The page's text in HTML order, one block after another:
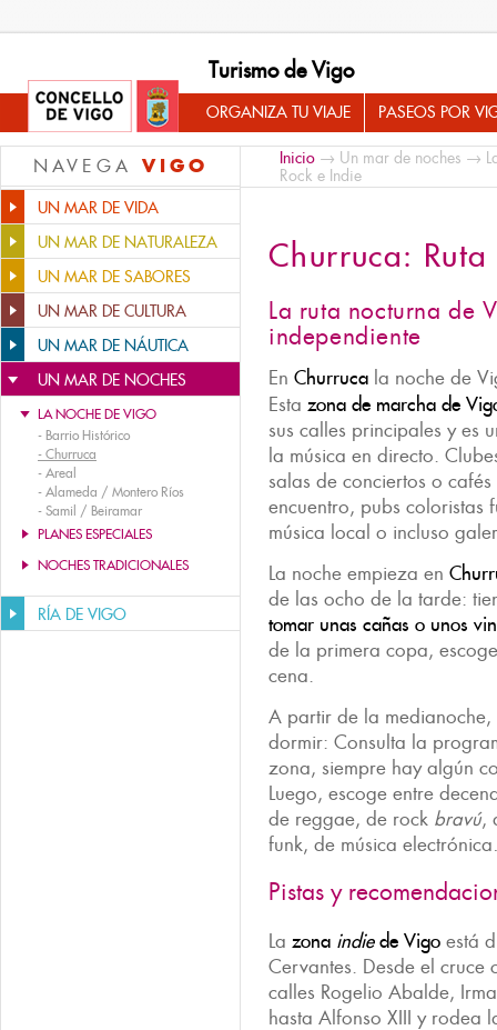
Turismo de Vigo
ORGANIZA TU VIAJE PASEOS POR
NAVEGA VIGO
UN MAR DE VIDA
UN MAR DE NATURALEZA
UN MAR DE SABORES
UN MAR DE CULTURA
UN MAR DE NÁUTICA
UN MAR DE NOCHES
LA NOCHE DE VIGO
- Barrio Histórico
- Churruca
- Areal
- Alameda / Montero Ríos
- Samil / Beiramar
PLANES ESPECIALES
NOCHES TRADICIONALES
RÍA DE VIGO
Inicio → Un mar de noches →
Rock e Indie
Churruca:
La ruta nocturna de
independiente
En Churruca la noche de
Esta zona de marcha de
sus calles principales y es
la música en directo.
salas de conciertos o
encuentro, pubs coloristas
música local o incluso
La noche empieza en
de las ocho de la tarde:
tomar unas cañas o unos
de la primera copa,
cena.
A partir de la
dormir: Consulta la
zona, siempre hay algún
Luego, escoge entre
de reggae, de rock bravú,
funk, de música
Pistas y
La zona indiede Vigo está
Cervantes. Desde el
calles Rogelio Abalde,
hasta Alfonso XIII y rodea